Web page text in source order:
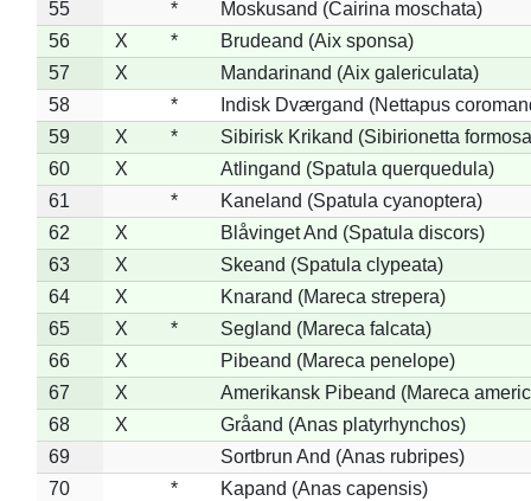
55
*
Moskusand (Cairina moschata)
56
X *
Brudeand (Aix sponsa)
57
X
Mandarinand (Aix galericulata)
58
*
Indisk Dværgand (Nettapus
59
X *
Sibirisk Krikand (Sibirionetta
60
X
Atlingand (Spatula querquedula)
61
*
Kaneland (Spatula cyanoptera)
62
X
Blåvinget And (Spatula discors)
63
X
Skeand (Spatula clypeata)
64
X
Knarand (Mareca strepera)
65
X *
Segland (Mareca falcata)
66
X
Pibeand (Mareca penelope)
67
X
Amerikansk Pibeand (Mareca
68
X
Gråand (Anas platyrhynchos)
69
Sortbrun And (Anas rubripes)
70
*
Kapand (Anas capensis)